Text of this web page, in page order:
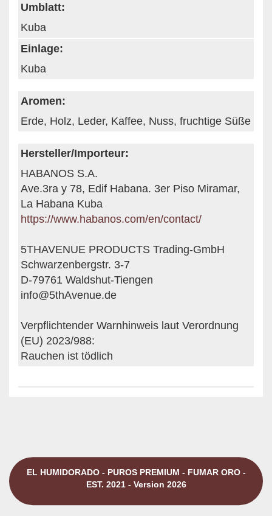
Umblatt:
Kuba
Einlage:
Kuba
Aromen:
Erde, Holz, Leder, Kaffee, Nuss, fruchtige Süße
Hersteller/Importeur:
HABANOS S.A.
Ave.3ra y 78, Edif Habana. 3er Piso Miramar,
La Habana Kuba
https://www.habanos.com/en/contact/
5THAVENUE PRODUCTS Trading-GmbH
Schwarzenbergstr. 3-7
D-79761 Waldshut-Tiengen
info@5thAvenue.de
Verpflichtender Warnhinweis laut Verordnung
(EU) 2023/988:
Rauchen ist tödlich
EL HUMIDORADO - PUROS PREMIUM - FUMAR ORO -
EST. 2021 - Version 2026